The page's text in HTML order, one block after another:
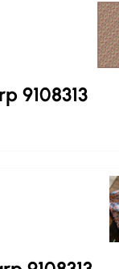
9108313